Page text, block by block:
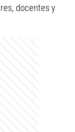
docentes y